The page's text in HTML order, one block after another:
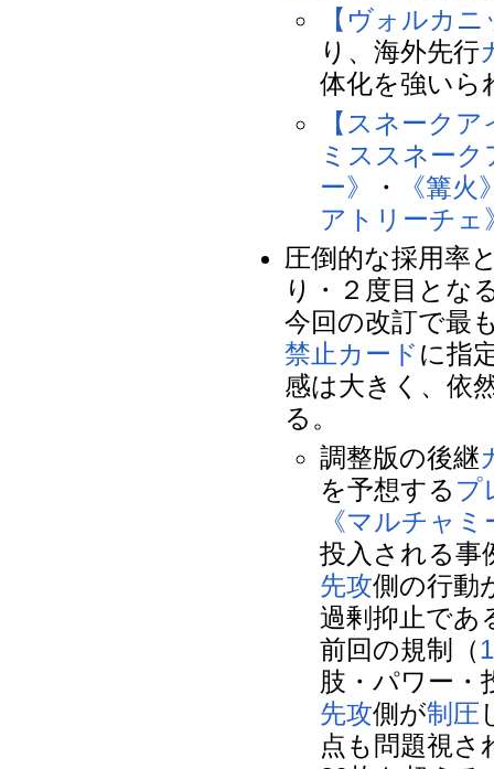
【ヴォルカ
り、海外先行
体化を強いら
【スネークア
ミススネーク
ー》
・
《篝火
アトリーチェ
圧倒的な採用率
り・２度目とな
今回の改訂で最
禁止カード に指
感は大きく、依
る。
調整版の後継
を予想する プ
《マルチャ
投入される事
先攻側の行動
過剰抑止であ
前回の規制（
肢・パワー・
先攻側が制圧
点も問題視さ